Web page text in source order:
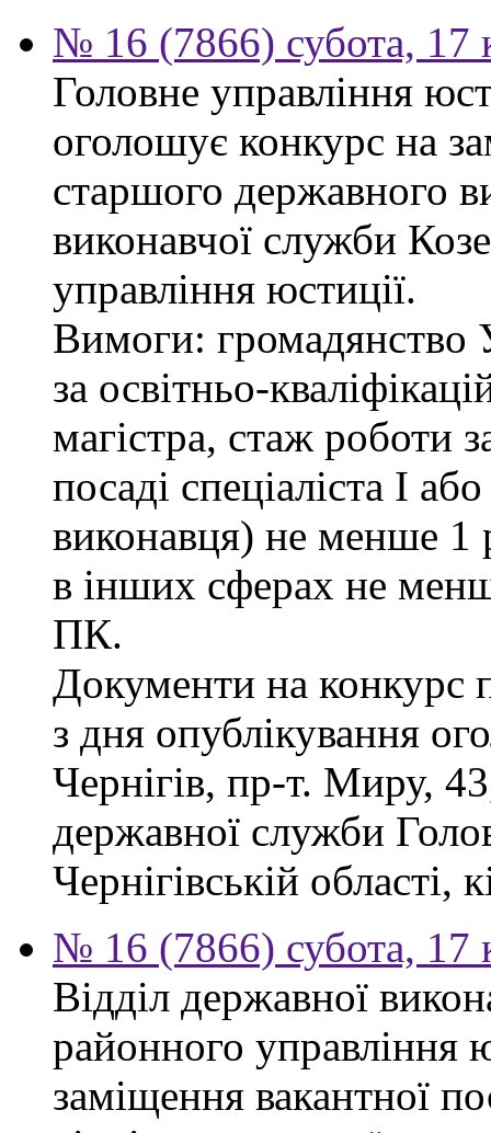
№ 16 (7866) субота, 17
Головне управління
оголошує конкурс на
старшого державного
виконавчої служби
управління юстиції.
Вимоги: громадянство
за освітньо-
магістра, стаж роботи
посаді спеціаліста І
виконавця) не менше 1
в інших сферах не
ПК.
Документи на конкурс
з дня опублікування
Чернігів, пр-т. Миру,
державної служби
Чернігівській
№ 16 (7866) субота, 17
Відділ державної
районного управління
заміщення вакантної